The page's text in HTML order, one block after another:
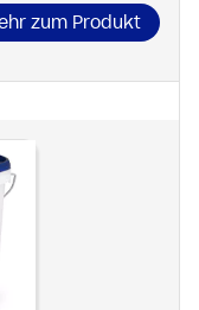
zum Produkt